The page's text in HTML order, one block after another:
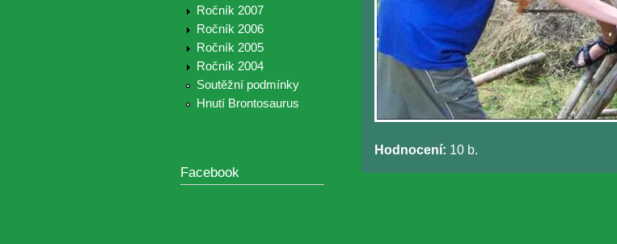
Ročník 2007
Ročník 2006
Ročník 2005
Ročník 2004
Soutěžní podmínky
Hnutí Brontosaurus
Facebook
Hodnocení: 10 b.